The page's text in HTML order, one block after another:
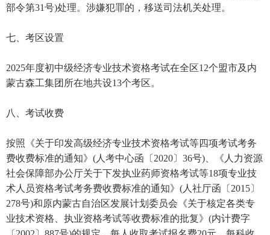
部令第31号)处理。涉嫌犯罪的，移送司法机关处理。
七、考区设置
2025年度初中级经济专业技术资格考试在全区12个盟市及内
蒙古森工集团所在地共设13个考区。
八、考试收费
按照《关于印发高级经济专业技术资格考试等四项考试考务
费收费标准的通知》(人考中心函〔2020〕36号)、《人力资源
社会保障部办公厅关于下发执业药师资格考试等18项专业技
术人员资格考试考务费收费标准的通知》(人社厅函〔2015〕
278号)和原内蒙古自治区发展计划委员会《关于核定各类专
业技术资格、执业资格考试等收费标准的批复》(内计费字